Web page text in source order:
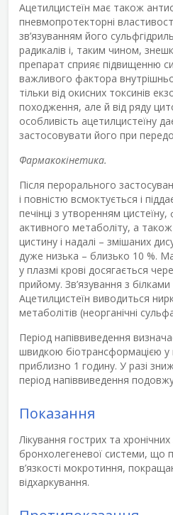
Ацетилцистеїн має також
пневмопротекторні
зв’язуванням його
радикалів і, таким чином,
препарат сприяє підвищенню
важливого фактора
тільки від окисних токсинів
походження, але й від ряду
особливість ацетилцистеїну
застосовувати його при
Фармакокінетика.
Після перорального
і повністю всмоктується і
печінці з утворенням
активного метаболіту, а також
цистину і надалі – змішаних
дуже низька – близько 10 %.
у плазмі крові досягається
прийому. Зв’язування з
Ацетилцистеїн виводиться
метаболітів (неорганічні
Період напіввиведення
швидкою біотрансформацією у
приблизно 1 годину. У разі
період напіввиведення
Показання
Лікування гострих та
бронхолегеневої системи, що
в’язкості мокротиння,
відхаркування.